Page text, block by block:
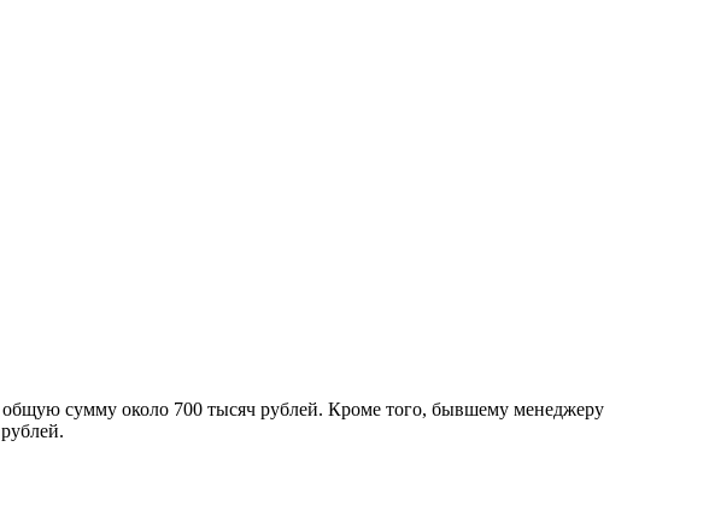
общую сумму около 700 тысяч рублей. Кроме того, бывшему менеджеру